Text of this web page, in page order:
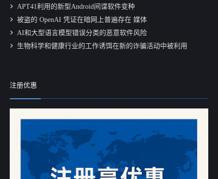
APT41利用的新型Android间谍软件变种
被盗的 OpenAI 凭证在暗网上普遍存在 媒体
AI和大型语言模型错误分类的恶意软件风险
生物科学和健康行业的工作诱饵在新的诈骗活动中被利用
注册优惠